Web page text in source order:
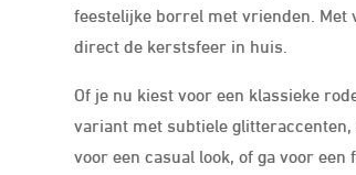
feestelijke borrel met vrienden.
direct de kerstsfeer in huis.
Of je nu kiest voor een klassieke
variant met subtiele
voor een casual look, of ga voor